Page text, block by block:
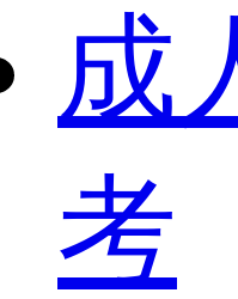
成
考